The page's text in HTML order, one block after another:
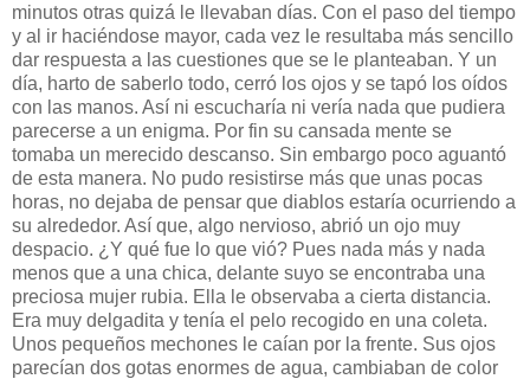
minutos otras quizá le llevaban días. Con el paso del tiempo
y al ir haciéndose mayor, cada vez le resultaba más sencillo
dar respuesta a las cuestiones que se le planteaban. Y un
día, harto de saberlo todo, cerró los ojos y se tapó los oídos
con las manos. Así ni escucharía ni vería nada que pudiera
parecerse a un enigma. Por fin su cansada mente se
tomaba un merecido descanso. Sin embargo poco aguantó
de esta manera. No pudo resistirse más que unas pocas
horas, no dejaba de pensar que diablos estaría ocurriendo a
su alrededor. Así que, algo nervioso, abrió un ojo muy
despacio. ¿Y qué fue lo que vió? Pues nada más y nada
menos que a una chica, delante suyo se encontraba una
preciosa mujer rubia. Ella le observaba a cierta distancia.
Era muy delgadita y tenía el pelo recogido en una coleta.
Unos pequeños mechones le caían por la frente. Sus ojos
parecían dos gotas enormes de agua, cambiaban de color